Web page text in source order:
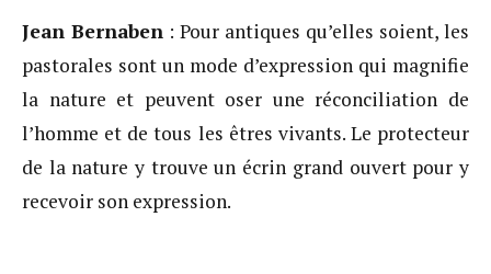
Jean Bernaben : Pour antiques qu’elles soient, les
pastorales sont un mode d’expression qui magnifie
la nature et peuvent oser une réconciliation de
l’homme et de tous les êtres vivants. Le protecteur
de la nature y trouve un écrin grand ouvert pour y
recevoir son expression.